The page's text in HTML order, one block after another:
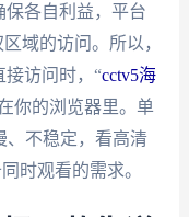
保各自利益，平台
域的访问。所以，
接访问时，“cctv5海
你的浏览器里。单
、不稳定，看高清
时观看的需求。